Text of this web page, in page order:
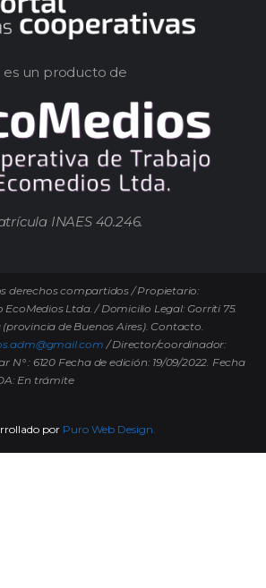
es un producto de
INAES 40.246.
derechos compartidos / Propietario:
Ltda. / Domicilio Legal: Gorriti 75.
de Buenos Aires). Contacto.
/ Director/coordinador:
N° : 6120 Fecha de edición: 19/09/2022. Fecha
En trámite
por Puro Web Design.